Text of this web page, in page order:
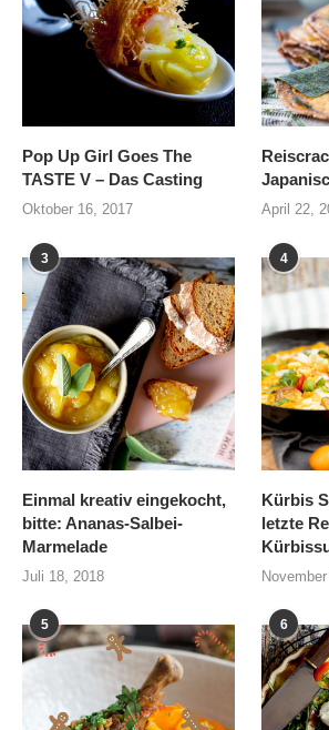
Pop Up Girl Goes The
TASTE V – Das Casting
Oktober 16, 2017 April 22,
3
Einmal kreativ eingekocht,
bitte: Ananas-Salbei-
Marmelade
Juli 18, 2018
4
Kürbis
letzte
5 6